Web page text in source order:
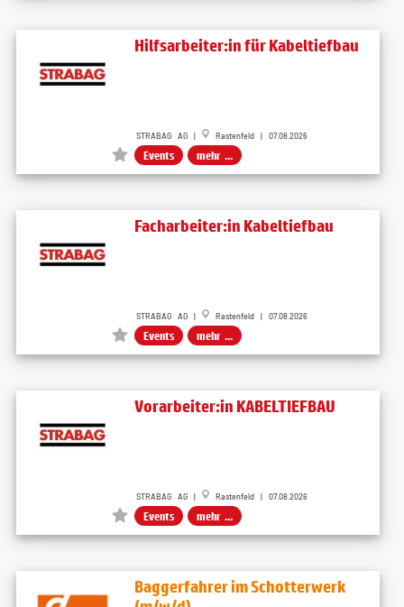
Hilfsarbeiter:in für Kabeltiefbau
STRABAG AG | Rastenfeld | 07.08.2026
Events mehr ...
Facharbeiter:in Kabeltiefbau
STRABAG AG | Rastenfeld | 07.08.2026
Events mehr ...
Vorarbeiter:in KABELTIEFBAU
STRABAG AG | Rastenfeld | 07.08.2026
Events mehr ...
Baggerfahrer im Schotterwerk